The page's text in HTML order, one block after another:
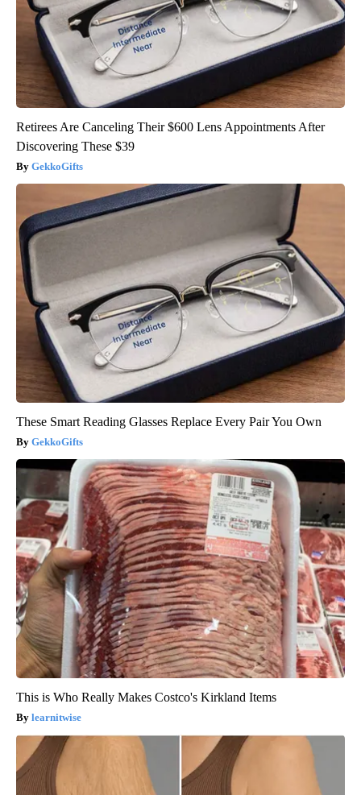
Retirees Are Canceling Their $600 Lens Appointments After
Discovering These $39
GekkoGifts
These Smart Reading Glasses Replace Every Pair You Own
GekkoGifts
This is Who Really Makes Costco's Kirkland Items
learnitwise